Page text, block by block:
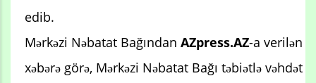
edib.
Mərkəzi Nəbatat Bağından AZpress.AZ-a verilən
xəbərə görə, Mərkəzi Nəbatat Bağı təbiətlə vəhdət